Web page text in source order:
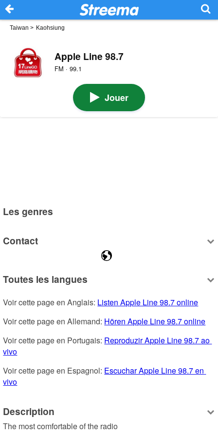
Taiwan > Kaohsiung
Apple Line 98.7
FM · 99.1
Jouer
Les genres
Contact
Toutes les langues
Voir cette page en Anglais: Listen Apple Line 98.7 online
Voir cette page en Allemand: Hören Apple Line 98.7 online
Voir cette page en Portugais: Reproduzir Apple Line 98.7 ao
vivo
Voir cette page en Espagnol: Escuchar Apple Line 98.7 en
vivo
Description
The most comfortable of the radio